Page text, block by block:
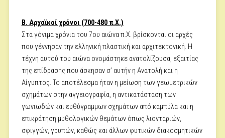
B. Αρχαϊκοί χρόνοι (700-480 π.Χ.)
Στα γόνιμα χρόνια του 7ου αιώνα π.Χ. βρίσκονται οι αρχές
που γέννησαν την ελληνική πλαστική και αρχιτεκτονική. Η
τέχνη αυτού του αιώνα ονομάστηκε ανατολίζουσα, εξαιτίας
της επίδρασης που άσκησαν σ’ αυτήν η Ανατολή και η
Αίγυπτος. Το αποτέλεσμα ήταν η μείωση των γεωμετρικών
σχημάτων στην αγγειογραφία, η αντικατάσταση των
γωνιωδών και ευθύγραμμων σχημάτων από καμπύλα και η
επικράτηση μυθολογικών θεμάτων όπως λιονταριών,
σφιγγών, γρυπών, καθώς και άλλων φυτικών διακοσμητικών